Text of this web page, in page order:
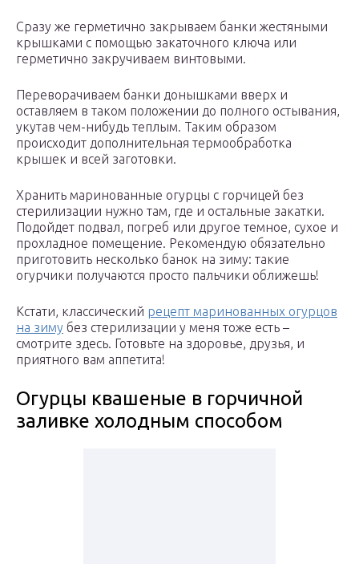
Сразу же герметично закрываем банки жестяными
крышками с помощью закаточного ключа или
герметично закручиваем винтовыми.
Переворачиваем банки донышками вверх и
оставляем в таком положении до полного остывания,
укутав чем-нибудь теплым. Таким образом
происходит дополнительная термообработка
крышек и всей заготовки.
Хранить маринованные огурцы с горчицей без
стерилизации нужно там, где и остальные закатки.
Подойдет подвал, погреб или другое темное, сухое и
прохладное помещение. Рекомендую обязательно
приготовить несколько банок на зиму: такие
огурчики получаются просто пальчики оближешь!
Кстати, классический рецепт маринованных огурцов
на зиму без стерилизации у меня тоже есть –
смотрите здесь. Готовьте на здоровье, друзья, и
приятного вам аппетита!
Огурцы квашеные в горчичной
заливке холодным способом